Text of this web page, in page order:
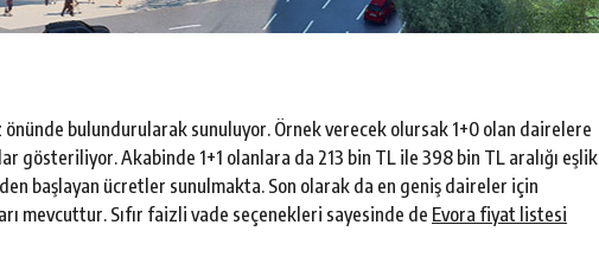
bulundurularak sunuluyor. Örnek verecek olursak 1+0 olan dairelere
gösteriliyor. Akabinde 1+1 olanlara da 213 bin TL ile 398 bin TL aralığı eşlik
başlayan ücretler sunulmakta. Son olarak da en geniş daireler için
mevcuttur. Sıfır faizli vade seçenekleri sayesinde de Evora fiyat listesi